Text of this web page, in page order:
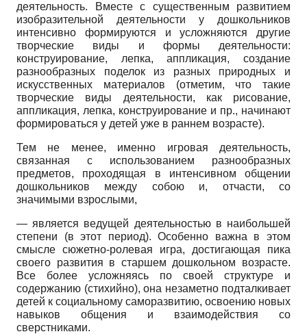
деятельность. Вместе с существенным развитием
изобразительной деятельности у дошкольников
интенсивно формируются и усложняются другие
творческие виды и формы деятельности:
конструирование, лепка, аппликация, создание
разнообразных поделок из разных природных и
искусственных материалов (отметим, что такие
творческие виды деятельности, как рисование,
аппликация, лепка, конструирование и пр., начинают
формироваться у детей уже в раннем возрасте).
Тем не менее, именно игровая деятельность,
связанная с использованием разнообразных
предметов, проходящая в интенсивном общении
дошкольников между собою и, отчасти, со
значимыми взрослыми,
— является ведущей деятельностью в наибольшей
степени (в этот период). Особенно важна в этом
смысле сюжетно-ролевая игра, достигающая пика
своего развития в старшем дошкольном возрасте.
Все более усложняясь по своей структуре и
содержанию (стихийно), она незаметно подталкивает
детей к социальному саморазвитию, освоению новых
навыков общения и взаимодействия со
сверстниками.